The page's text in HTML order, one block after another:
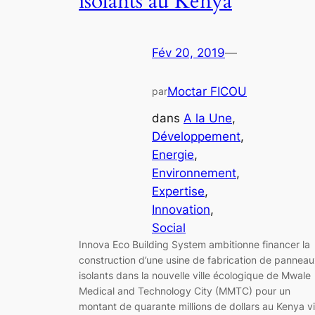
Fév 20, 2019—
parMoctar FICOU
dans A la Une
Développement
Energie
Environnement
Expertise
Innovation
Social
Innova Eco Building System ambitionne financer la
construction d’une usine de fabrication de
isolants dans la nouvelle ville écologique de Mwale
Medical and Technology City (MMTC) pour un
montant de quarante millions de dollars au Kenya